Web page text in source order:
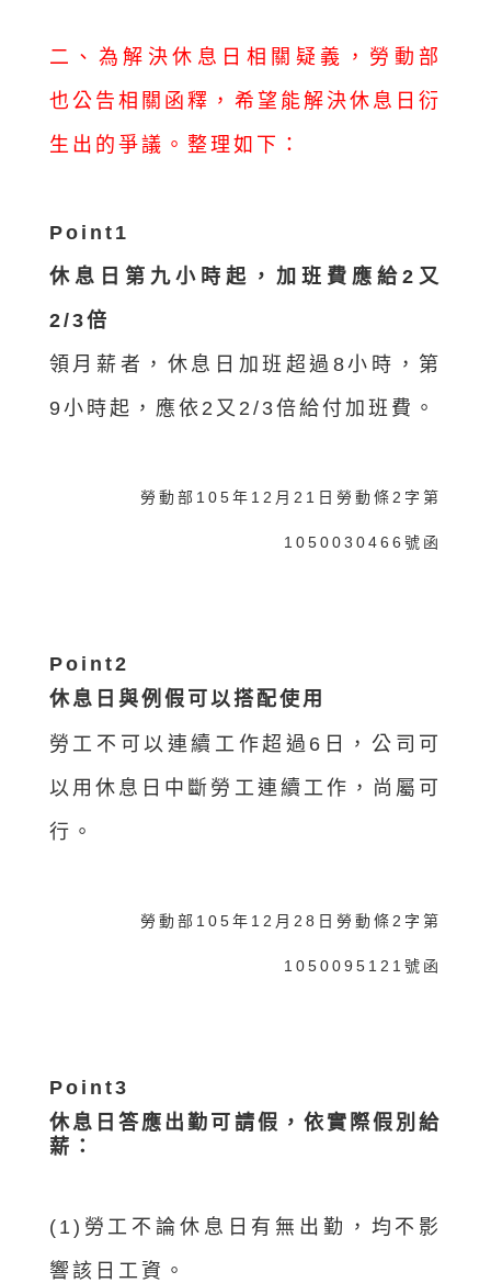
二、為解決休息日相關疑義，勞動部
也公告相關函釋，希望能解決休息日衍
生出的爭議。整理如下：
Point1
休息日第九小時起，加班費應給2又
2/3倍
領月薪者，休息日加班超過8小時，第
9小時起，應依2又2/3倍給付加班費。
勞動部105年12月21日勞動條2字第
1050030466號函
Point2
休息日與例假可以搭配使用
勞工不可以連續工作超過6日，公司可
以用休息日中斷勞工連續工作，尚屬可
行。
勞動部105年12月28日勞動條2字第
1050095121號函
Point3
休息日答應出勤可請假，依實際假別給
薪：
(1)勞工不論休息日有無出勤，均不影
響該日工資。